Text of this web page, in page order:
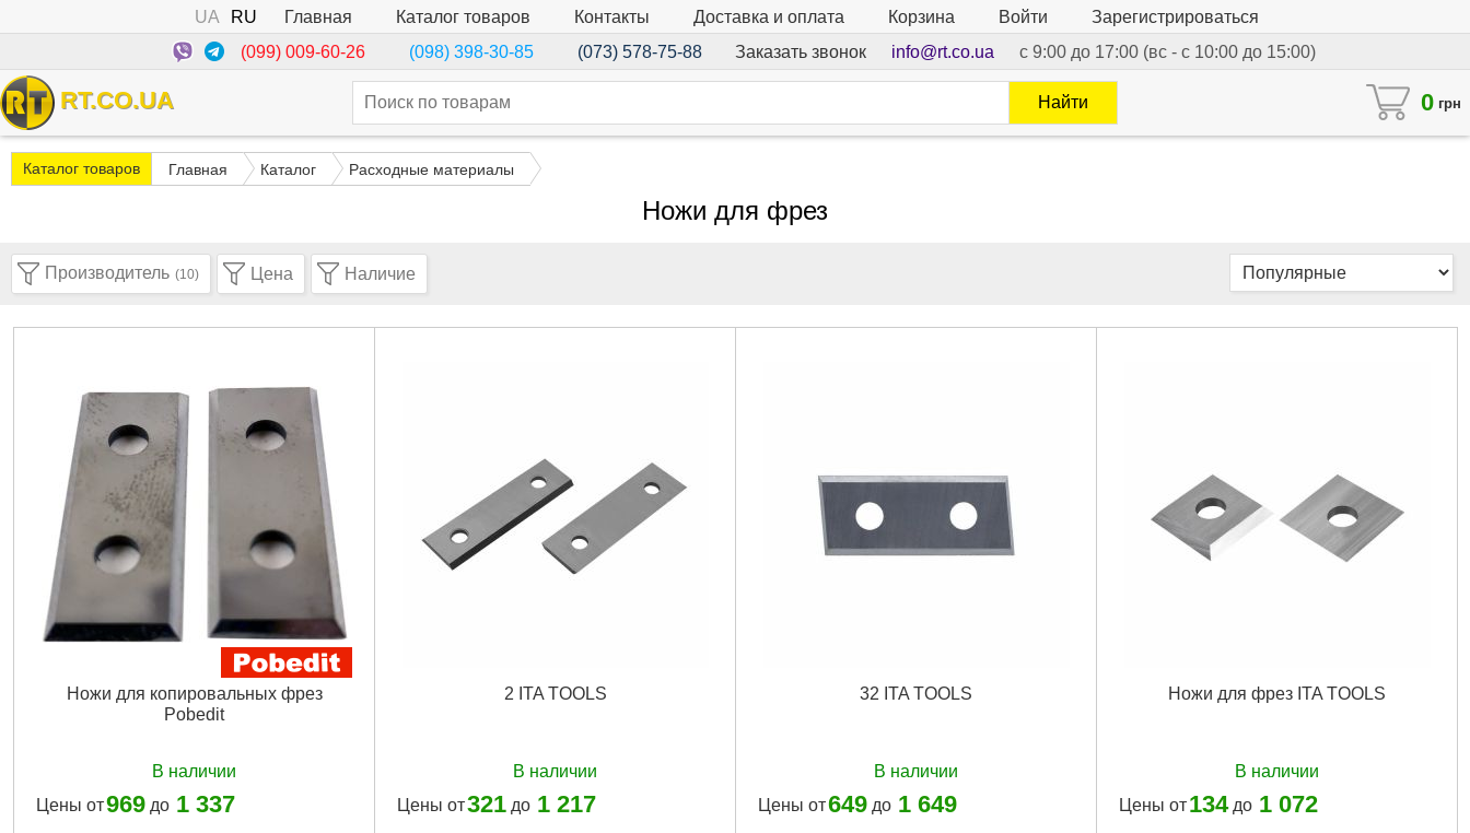
UA RU Главная Каталог товаров Контакты Доставка и оплата Корзина Войти
Зарегистрироваться
(099) 009-60-26
(098) 398-30-85 (073) 578-75-88 Заказать звонок info@rt.co.ua с 9:00 до 17:00 (вс - с 10:00 до 15:00)
RT.CO.UA 0 грн
Найти
Каталог товаров Главная Каталог Расходные материалы
Ножи для фрез
Производитель (10) Цена Наличие
Ножи для копировальных фрез
Pobedit
В наличии
Цены от969 до 1 337
2 ITA TOOLS
В наличии
Цены от321 до 1 217
32 ITA TOOLS
В наличии
Цены от649 до 1 649
Ножи для фрез ITA TOOLS
В наличии
Цены от134до 1 072